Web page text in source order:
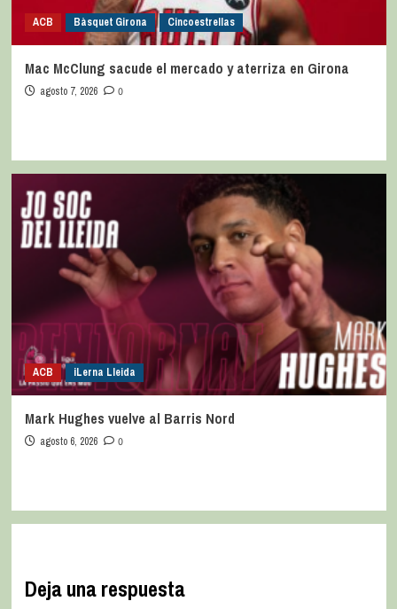
ACB Bàsquet Girona Cincoestrellas
Mac McClung sacude el mercado y aterriza en Girona
agosto 7, 2026 0
ACB iLerna Lleida
Mark Hughes vuelve al Barris Nord
agosto 6, 2026 0
Deja una respuesta